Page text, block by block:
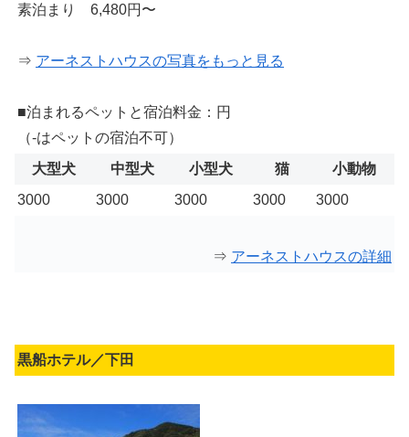
素泊まり 6,480円〜
⇒ アーネストハウスの写真をもっと見る
■泊まれるペットと宿泊料金：円
（-はペットの宿泊不可）
大型犬
中型犬 小型犬 猫
小動物
3000
3000 3000 3000 3000
⇒ アーネストハウスの詳細
黒船ホテル／下田